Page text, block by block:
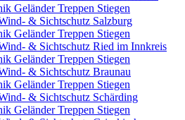
Geländer Treppen Stiegen
& Sichtschutz Salzburg
Geländer Treppen Stiegen
& Sichtschutz Ried im Innkreis
Geländer Treppen Stiegen
& Sichtschutz Braunau
Geländer Treppen Stiegen
& Sichtschutz Schärding
Geländer Treppen Stiegen